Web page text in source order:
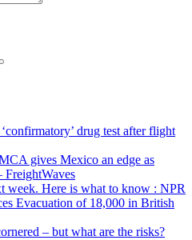
drug test after flight
gives Mexico an edge as
FreightWaves
week. Here is what to know : NPR
Evacuation of 18,000 in British
– but what are the risks?